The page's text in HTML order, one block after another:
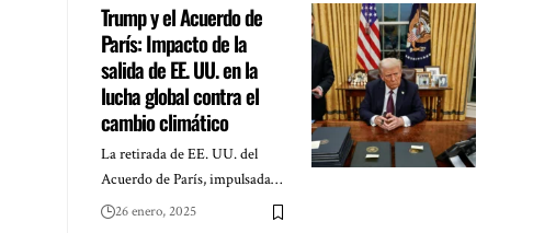
Trump y el Acuerdo de
París: Impacto de la
salida de EE. UU. en la
lucha global contra el
cambio climático
La retirada de EE. UU. del
Acuerdo de París, impulsada…
26 enero, 2025